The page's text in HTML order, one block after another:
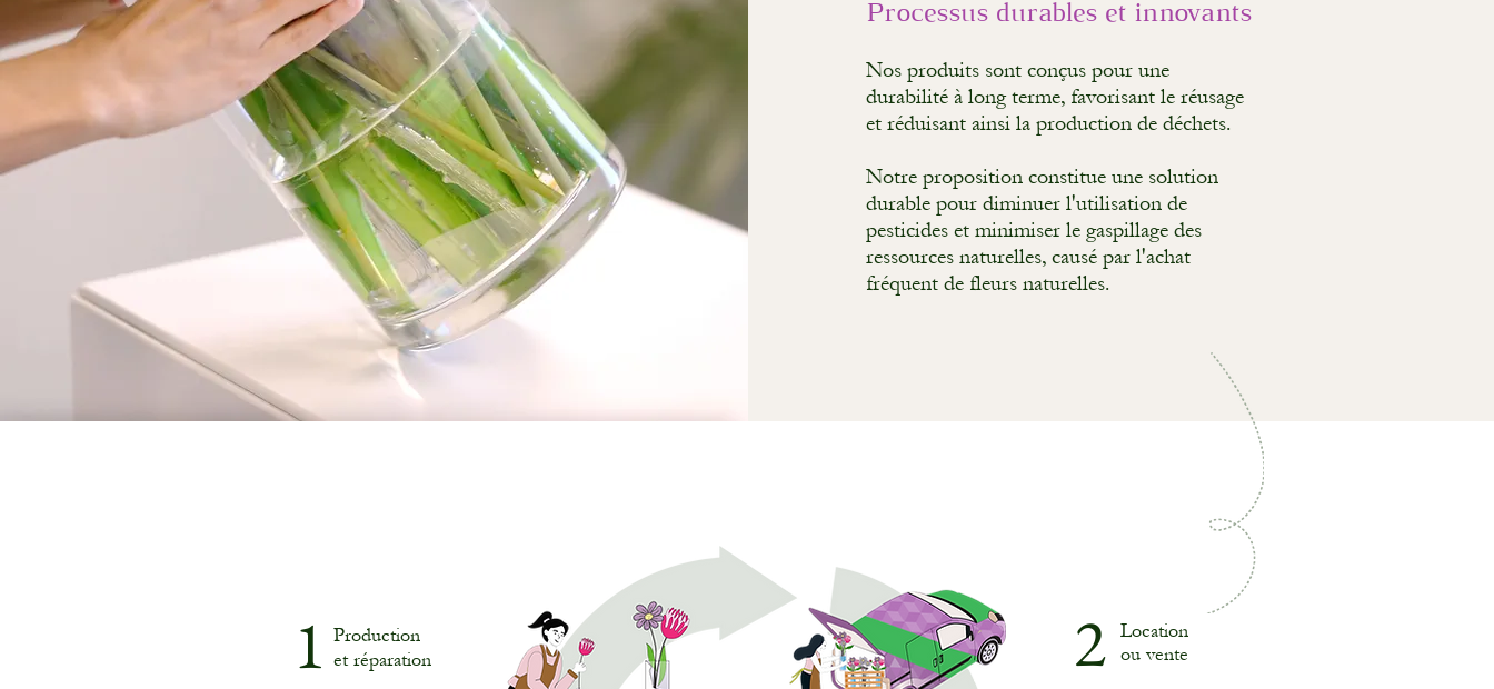
Processus durables et innovants
Nos produits sont conçus pour une
durabilité à long terme, favorisant le réusage
et réduisant ainsi la production de déchets.
Notre proposition constitue une solution
durable pour diminuer l'utilisation de
pesticides et minimiser le gaspillage des
ressources naturelles, causé par l'achat
fréquent de fleurs naturelles.
1 Production
et réparation
2
Location
ou vente